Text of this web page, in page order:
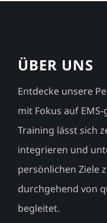
ÜBER UNS
Entdecke unsere
mit Fokus auf
Training lässt sich
integrieren und
persönlichen Ziele
durchgehend von
begleitet.